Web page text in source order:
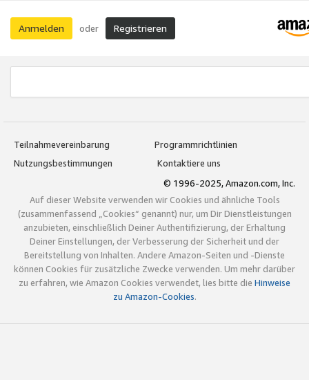
Anmelden oder Registrieren
Teilnahmevereinbarung
Programmrichtlinien
Nutzungsbestimmungen
Kontaktiere uns
© 1996-2025, Amazon.com, Inc.
Auf dieser Website verwenden wir Cookies und ähnliche Tools
(zusammenfassend „Cookies“ genannt) nur, um Dir Dienstleistungen
anzubieten, einschließlich Deiner Authentifizierung, der Erhaltung
Deiner Einstellungen, der Verbesserung der Sicherheit und der
Bereitstellung von Inhalten. Andere Amazon-Seiten und -Dienste
können Cookies für zusätzliche Zwecke verwenden. Um mehr darüber
zu erfahren, wie Amazon Cookies verwendet, lies bitte die Hinweise
zu Amazon-Cookies.